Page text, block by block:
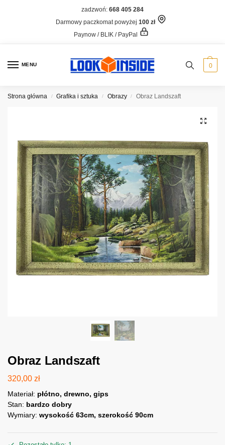
zadzwoń: 668 405 284
Darmowy paczkomat powyżej 100 zł
Paynow / BLIK / PayPal
MENU 0
Strona główna / Grafika i sztuka / Obrazy / Obraz Landszaft
Obraz Landszaft
320,00 zł
Materiał: płótno, drewno, gips
Stan: bardzo dobry
Wymiary: wysokość 63cm, szerokość 90cm